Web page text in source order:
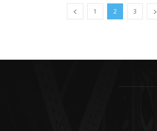
1 2 3